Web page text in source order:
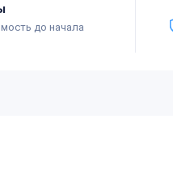
до начала